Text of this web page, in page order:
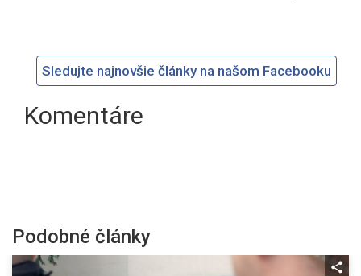
Sledujte najnovšie články na našom Facebooku
Komentáre
Podobné články